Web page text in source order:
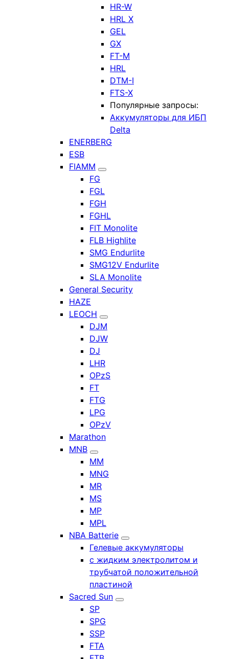
HR-W
HRL X
GEL
GX
FT-M
HRL
DTM-I
FTS-X
Популярные запросы:
Аккумуляторы для ИБП
Delta
ENERBERG
ESB
FIAMM
FG
FGL
FGH
FGHL
FIT Monolite
FLB Highlite
SMG Endurlite
SMG12V Endurlite
SLA Monolite
General Security
HAZE
LEOCH
DJM
DJW
DJ
LHR
OPzS
FT
FTG
LPG
OPzV
Marathon
MNB
MM
MNG
MR
MS
MP
MPL
NBA Batterie
Гелевые аккумуляторы
с жидким электролитом и
трубчатой положительной
пластиной
Sacred Sun
SP
SPG
SSP
FTA